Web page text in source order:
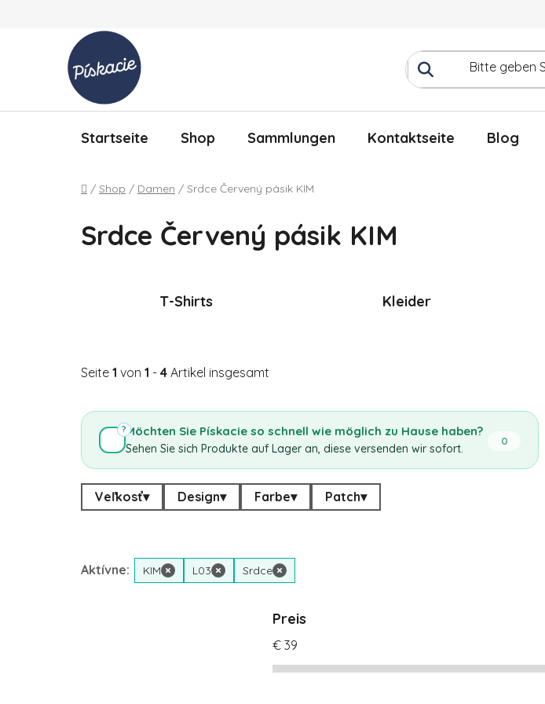
Startseite Shop Sammlungen Kontaktseite Blog
Startseite
/ Shop / Damen / Srdce Červený pásik KIM
Srdce Červený pásik KIM
T-Shirts Kleider
Seite 1 von 1 - 4 Artikel insgesamt
Möchten Sie Pískacie so schnell wie möglich zu Hause haben?
Sehen Sie sich Produkte auf Lager an, diese versenden wir sofort.
0
?
Veľkosť▾ Design▾ Farbe▾ Patch▾
Aktívne: KIM × L03 × Srdce ×
Preis
€ 39